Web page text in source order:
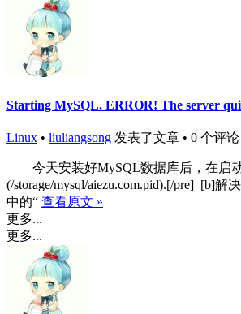
Starting MySQL. ERROR! The server
Linux • liuliangsong 发表了文章 • 0 个评论
今天安装好MySQL数据库后，在启动数
(/storage/mysql/aiezu.com.pid).[/pre] [b]
中的“ 查看原文 »
更多...
更多...